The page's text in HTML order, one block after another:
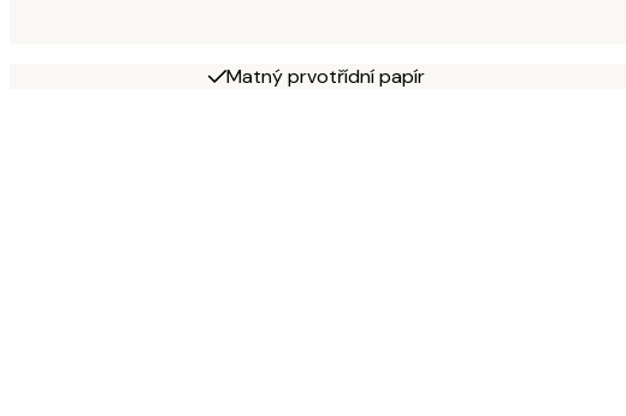
Matný prvotřídní papír